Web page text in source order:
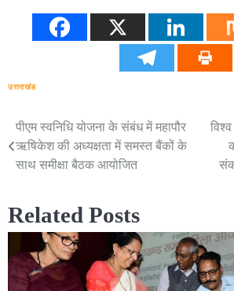
उत्तराखंड
Post
navigation
पीएम स्वनिधि योजना के संबंध में महापौर
ऋषिकेश की अध्यक्षता में समस्त बैंकों के
साथ समीक्षा बैठक आयोजित
Related Posts